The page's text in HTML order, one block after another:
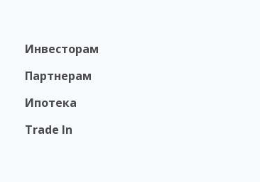
Инвесторам
Партнерам
Ипотека
Trade In